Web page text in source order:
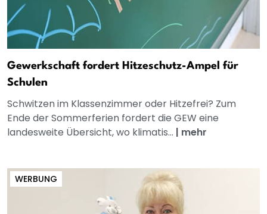
Gewerkschaft fordert Hitzeschutz-Ampel für
Schulen
Schwitzen im Klassenzimmer oder Hitzefrei? Zum
Ende der Sommerferien fordert die GEW eine
landesweite Übersicht, wo klimatis... | mehr
WERBUNG